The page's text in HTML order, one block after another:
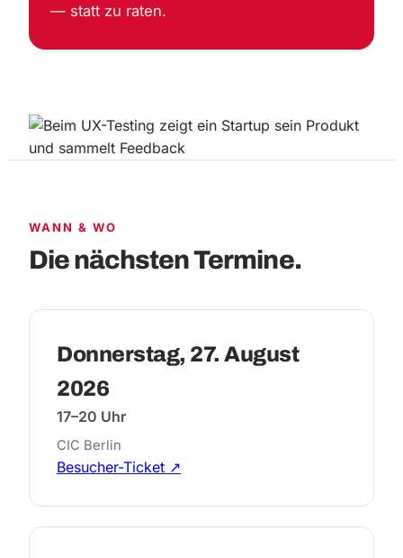
— statt zu raten.
WANN & WO
Die nächsten Termine.
Donnerstag, 27. August
2026
17–20 Uhr
CIC Berlin
Besucher-Ticket ↗